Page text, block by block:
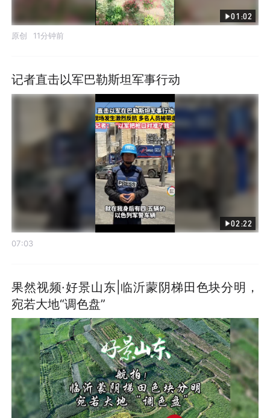
01:02
原创 11分钟前
记者直击以军巴勒斯坦军事行动
02:22
07:03
果然视频·好景山东|临沂蒙阴梯田色块分明，
宛若大地“调色盘”